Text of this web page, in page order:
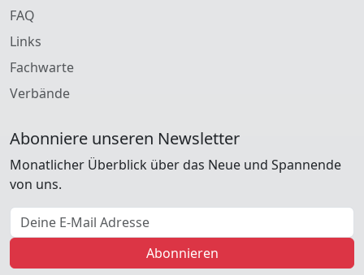
FAQ
Links
Fachwarte
Verbände
Abonniere unseren Newsletter
Monatlicher Überblick über das Neue und Spannende
von uns.
E-Mail Adresse
Abonnieren